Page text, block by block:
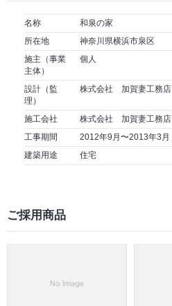
名称
和泉の家
所在地
神奈川県横浜市泉区
施主（事業
主体）
個人
設計（監
理）
株式会社 加賀妻工務店
施工会社
株式会社 加賀妻工務店
工事期間
2012年9月〜2013年3月
建築用途
住宅
ご採用商品